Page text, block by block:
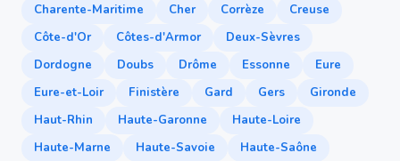
Charente-Maritime
Cher Corrèze
Creuse
Côte-d'Or
Côtes-d'Armor
Deux-Sèvres
Dordogne
Doubs Drôme Essonne
Eure
Eure-et-Loir
Finistère Gard Gers
Gironde
Haut-Rhin
Haute-Garonne
Haute-Loire
Haute-Marne
Haute-Savoie
Haute-Saône